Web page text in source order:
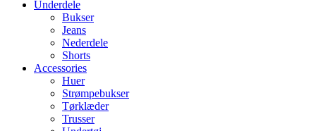
Underdele
Bukser
Jeans
Nederdele
Shorts
Accessories
Huer
Strømpebukser
Tørklæder
Trusser